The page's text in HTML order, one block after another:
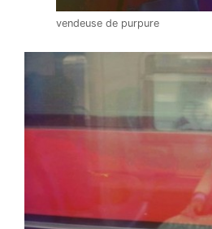
vendeuse de purpure